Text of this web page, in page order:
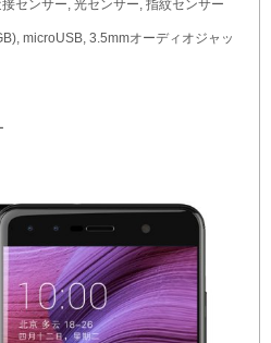
センサー, 光センサー, 指紋センサー
microUSB, 3.5mmオーディオジャッ